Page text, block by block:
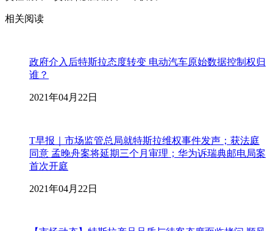
相关阅读
政府介入后特斯拉态度转变 电动汽车原始数据控制权归
谁？
2021年04月22日
T早报｜市场监管总局就特斯拉维权事件发声；获法庭
同意 孟晚舟案将延期三个月审理；华为诉瑞典邮电局案
首次开庭
2021年04月22日